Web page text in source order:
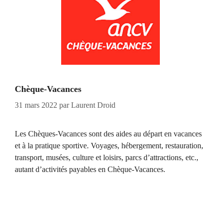
Chèque-Vacances
31 mars 2022 parLaurent Droid
Les Chèques-Vacances sont des aides au départ en vacances
et à la pratique sportive. Voyages, hébergement, restauration,
transport, musées, culture et loisirs, parcs d’attractions, etc.,
autant d’activités payables en Chèque-Vacances.